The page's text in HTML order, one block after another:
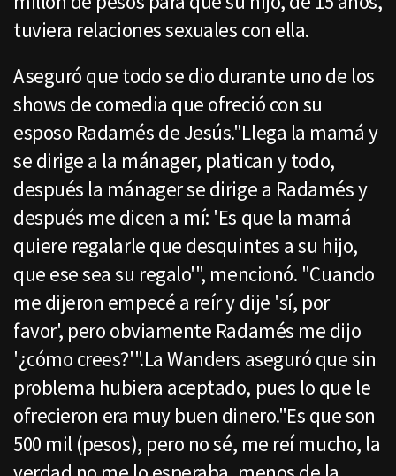
tuviera relaciones sexuales con ella.
Aseguró que todo se dio durante uno de los
shows de comedia que ofreció con su
esposo Radamés de Jesús."Llega la mamá y
se dirige a la mánager, platican y todo,
después la mánager se dirige a Radamés y
después me dicen a mí: 'Es que la mamá
quiere regalarle que desquintes a su hijo,
que ese sea su regalo'", mencionó. "Cuando
me dijeron empecé a reír y dije 'sí, por
favor', pero obviamente Radamés me dijo
'¿cómo crees?'".La Wanders aseguró que sin
problema hubiera aceptado, pues lo que le
ofrecieron era muy buen dinero."Es que son
500 mil (pesos), pero no sé, me reí mucho, la